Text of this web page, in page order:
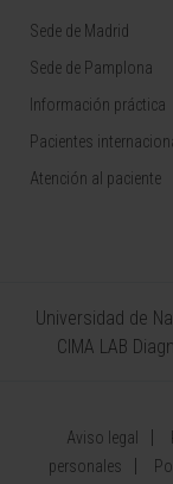
Sede de Madrid
Sede de Pamplona
Información práctica
Pacientes
Atención al paciente
Universidad de
CIMA LAB
Aviso legal
personales